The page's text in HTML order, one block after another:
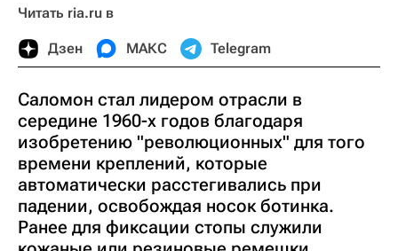
Читать ria.ru в
Дзен МАКС Telegram
Саломон стал лидером отрасли в
середине 1960-х годов благодаря
изобретению "революционных" для того
времени креплений, которые
автоматически расстегивались при
падении, освобождая носок ботинка.
Ранее для фиксации стопы служили